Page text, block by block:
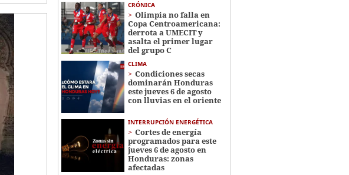
CRÓNICA
Olimpia no falla en
Copa Centroamericana:
derrota a UMECIT y
asalta el primer lugar
del grupo C
CLIMA
Condiciones secas
dominarán Honduras
este jueves 6 de agosto
con lluvias en el oriente
INTERRUPCIÓN ENERGÉTICA
Cortes de energía
programados para este
jueves 6 de agosto en
Honduras: zonas
afectadas